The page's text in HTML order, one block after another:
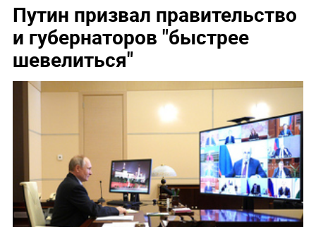
Путин призвал правительство
и губернаторов "быстрее
шевелиться"